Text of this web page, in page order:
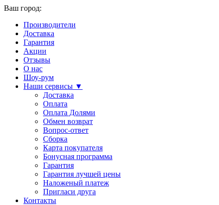
Ваш город:
Производители
Доставка
Гарантия
Акции
Отзывы
О нас
Шоу-рум
Наши сервисы ▼
Доставка
Оплата
Оплата Долями
Обмен возврат
Вопрос-ответ
Сборка
Карта покупателя
Бонусная программа
Гарантия
Гарантия лучшей цены
Наложеный платеж
Пригласи друга
Контакты